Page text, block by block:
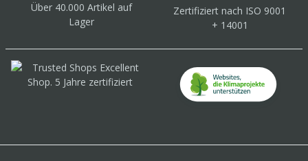
Über 40.000 Artikel auf
Lager
Zertifiziert nach ISO 9001
+ 14001